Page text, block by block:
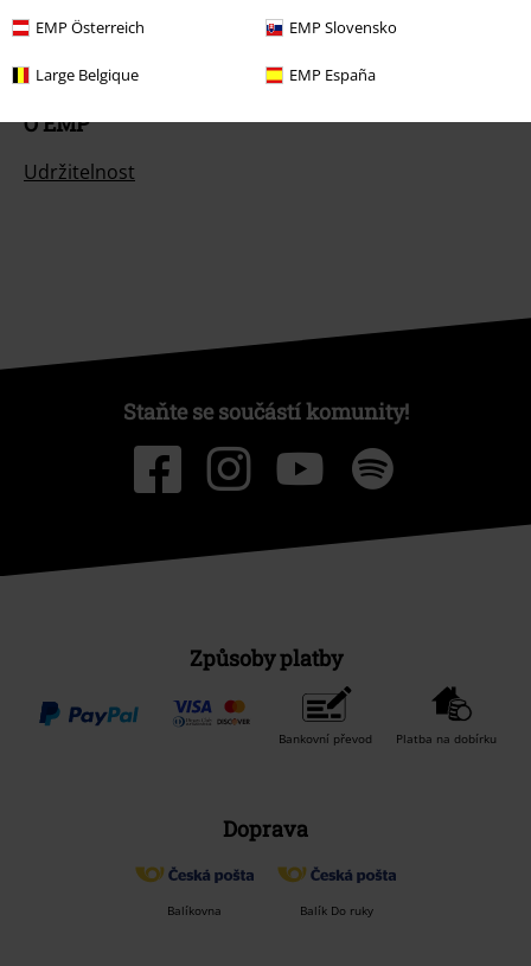
EMP Österreich EMP Slovensko
Large Belgique EMP España
Objednejte si dárkový poukaz
O EMP
Udržitelnost
Staňte se součástí komunity!
Způsoby platby
Bankovní převod Platba na dobírku
Doprava
Balíkovna Balík Do ruky